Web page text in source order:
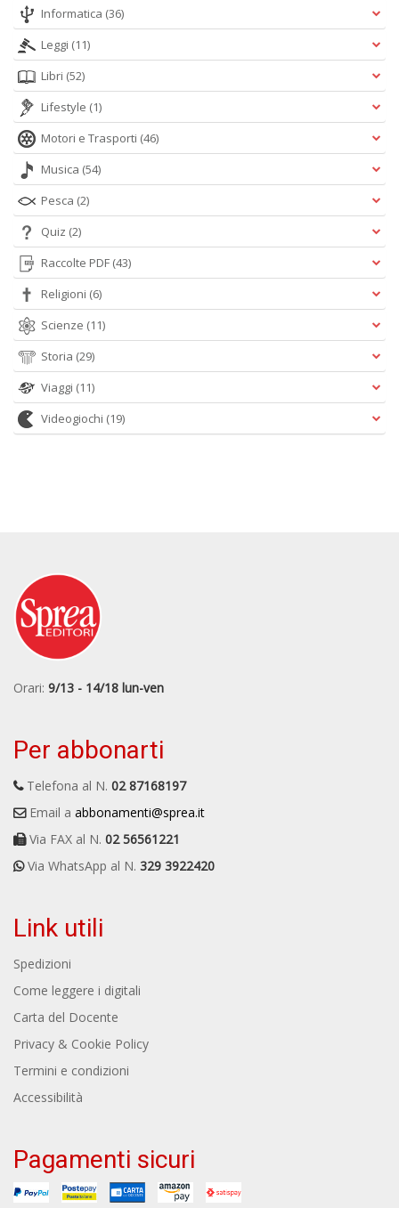
Informatica (36)
Leggi (11)
Libri (52)
Lifestyle (1)
Motori e Trasporti (46)
Musica (54)
Pesca (2)
Quiz (2)
Raccolte PDF (43)
Religioni (6)
Scienze (11)
Storia (29)
Viaggi (11)
Videogiochi (19)
Orari: 9/13 - 14/18 lun-ven
Per abbonarti
Telefona al N. 02 87168197
Email a abbonamenti@sprea.it
Via FAX al N. 02 56561221
Via WhatsApp al N. 329 3922420
Link utili
Spedizioni
Come leggere i digitali
Carta del Docente
Privacy & Cookie Policy
Termini e condizioni
Accessibilità
Pagamenti sicuri